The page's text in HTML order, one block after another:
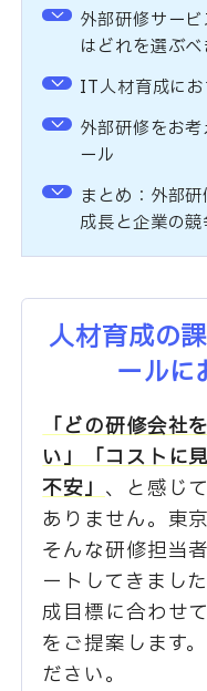
外部研修サー
はどれを選ぶべ
IT人材育成に
外部研修をお
ール
まとめ：外部
成長と企業の
人材育成の
ールに
「どの研修会社
い」「コストに
不安」、と感じ
ありません。東
そんな研修担当
ートしてきまし
成目標に合わせ
をご提案します
ださい。